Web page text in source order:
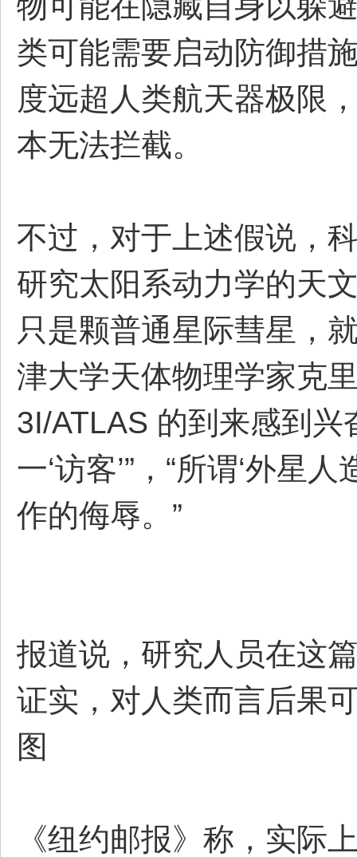
类可能需要启动防御措
度远超人类航天器极限
本无法拦截。
不过，对于上述假说，
研究太阳系动力学的天
只是颗普通星际彗星，
津大学天体物理学家克
3I/ATLAS 的到来感到
一‘访客’”，“所谓‘外星
作的侮辱。”
报道说，研究人员在这
证实，对人类而言后果
图
《纽约邮报》称，实际